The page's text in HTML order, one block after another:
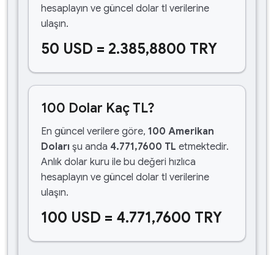
hesaplayın ve güncel dolar tl verilerine
ulaşın.
50 USD = 2.385,8800 TRY
100 Dolar Kaç TL?
En güncel verilere göre, 100 Amerikan
Doları şu anda 4.771,7600 TL etmektedir.
Anlık dolar kuru ile bu değeri hızlıca
hesaplayın ve güncel dolar tl verilerine
ulaşın.
100 USD = 4.771,7600 TRY